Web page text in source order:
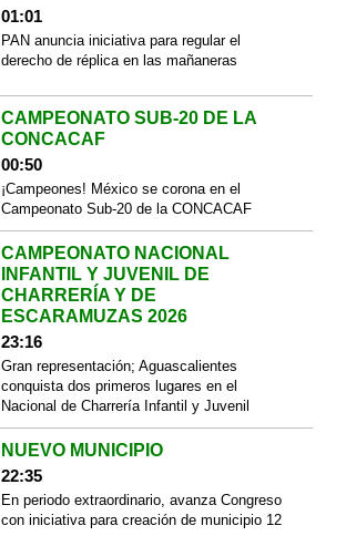
01:01
PAN anuncia iniciativa para regular el
derecho de réplica en las mañaneras
CAMPEONATO SUB-20 DE LA
CONCACAF
00:50
¡Campeones! México se corona en el
Campeonato Sub-20 de la CONCACAF
CAMPEONATO NACIONAL
INFANTIL Y JUVENIL DE
CHARRERÍA Y DE
ESCARAMUZAS 2026
23:16
Gran representación; Aguascalientes
conquista dos primeros lugares en el
Nacional de Charrería Infantil y Juvenil
NUEVO MUNICIPIO
22:35
En periodo extraordinario, avanza Congreso
con iniciativa para creación de municipio 12